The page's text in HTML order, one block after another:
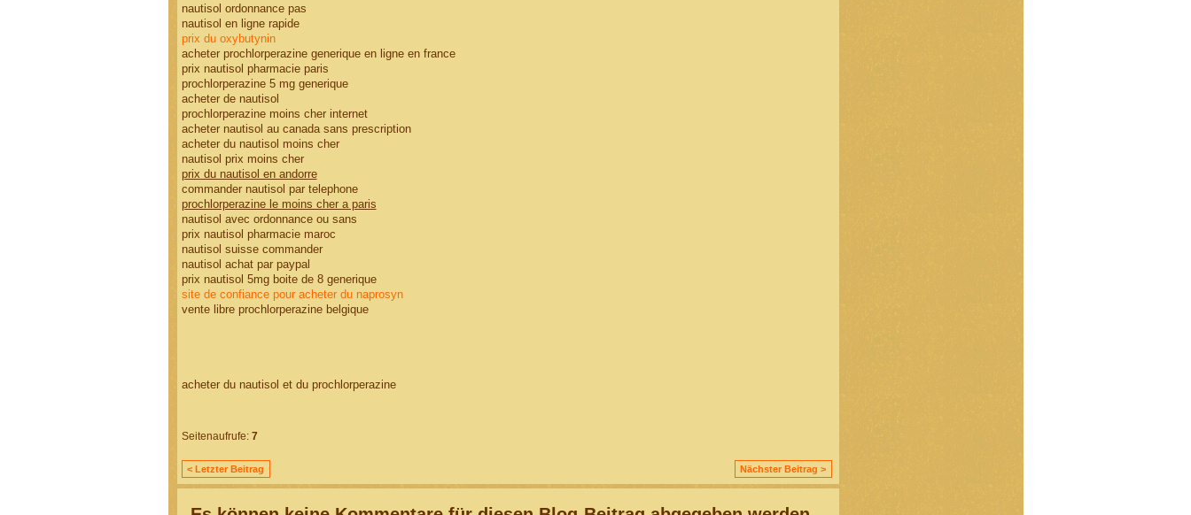
nautisol ordonnance pas
nautisol en ligne rapide
prix du oxybutynin
acheter prochlorperazine generique en ligne en france
prix nautisol pharmacie paris
prochlorperazine 5 mg generique
acheter de nautisol
prochlorperazine moins cher internet
acheter nautisol au canada sans prescription
acheter du nautisol moins cher
nautisol prix moins cher
prix du nautisol en andorre
commander nautisol par telephone
prochlorperazine le moins cher a paris
nautisol avec ordonnance ou sans
prix nautisol pharmacie maroc
nautisol suisse commander
nautisol achat par paypal
prix nautisol 5mg boite de 8 generique
site de confiance pour acheter du naprosyn
vente libre prochlorperazine belgique
acheter du nautisol et du prochlorperazine
Seitenaufrufe: 7
< Letzter Beitrag Nächster Beitrag >